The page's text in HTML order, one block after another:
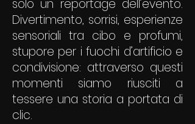
solo un reportage dell’evento.
Divertimento, sorrisi, esperienze
sensoriali tra cibo e profumi,
stupore per i fuochi d’artificio e
condivisione: attraverso questi
momenti siamo riusciti a
tessere una storia a portata di
clic.